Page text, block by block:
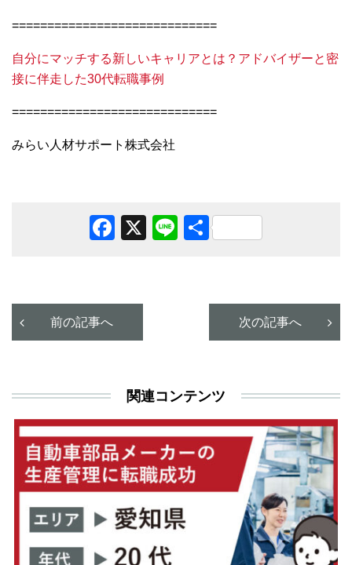
=============================
自分にマッチする新しいキャリアとは？アドバイザーと密
接に伴走した30代転職事例
=============================
みらい人材サポート株式会社
Facebook
X Line共
前の記事へ 次の記事へ
関連コンテンツ